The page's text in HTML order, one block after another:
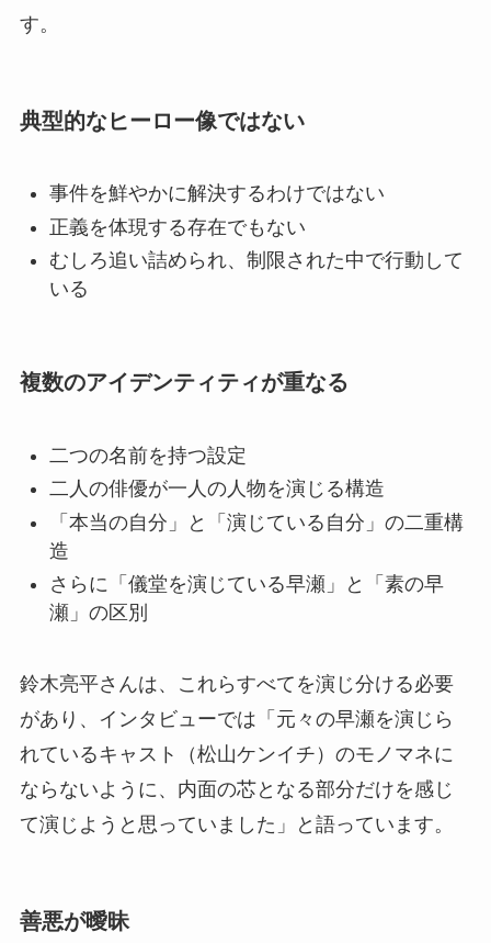
す。
典型的なヒーロー像ではない
事件を鮮やかに解決するわけではない
正義を体現する存在でもない
むしろ追い詰められ、制限された中で行動して
いる
複数のアイデンティティが重なる
二つの名前を持つ設定
二人の俳優が一人の人物を演じる構造
「本当の自分」と「演じている自分」の二重構
造
さらに「儀堂を演じている早瀬」と「素の早
瀬」の区別
鈴木亮平さんは、これらすべてを演じ分ける必要
があり、インタビューでは「元々の早瀬を演じら
れているキャスト（松山ケンイチ）のモノマネに
ならないように、内面の芯となる部分だけを感じ
て演じようと思っていました」と語っています。
善悪が曖昧